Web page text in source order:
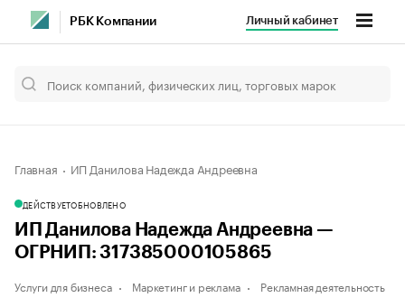
РБК Компании Личный кабинет
Главная ИП Данилова Надежда Андреевна
ДЕЙСТВУЕТОБНОВЛЕНО
ИП Данилова Надежда Андреевна —
ОГРНИП: 317385000105865
Услуги для бизнеса Маркетинг и реклама Рекламная деятельность